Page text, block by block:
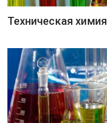
Техническая химия